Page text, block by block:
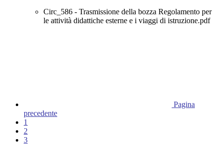
Circ_586 - Trasmissione della bozza Regolamento per
le attività didattiche esterne e i viaggi di istruzione.pdf
Pagina
precedente
1
2
3